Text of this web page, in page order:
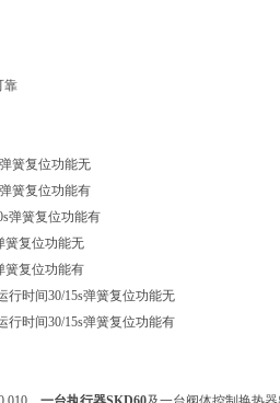
靠
簧复位功能无
簧复位功能有
弹簧复位功能有
簧复位功能无
簧复位功能有
时间30/15s弹簧复位功能无
时间30/15s弹簧复位功能有